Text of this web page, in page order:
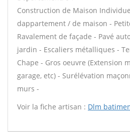
Construction de Maison
dappartement / de maison -
Ravalement de façade - Pavé
jardin - Escaliers métalliques -
Chape - Gros oeuvre (Extension
garage, etc) - Surélévation
murs -
Voir la fiche artisan : Dlm